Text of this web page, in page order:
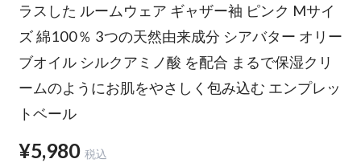
ラスした ルームウェア ギャザー袖 ピンク Mサイ
ズ 綿100％ 3つの天然由来成分 シアバター オリー
ブオイル シルクアミノ酸 を配合 まるで保湿クリ
ームのようにお肌をやさしく包み込む エンプレッ
トベール
¥5,980 税込